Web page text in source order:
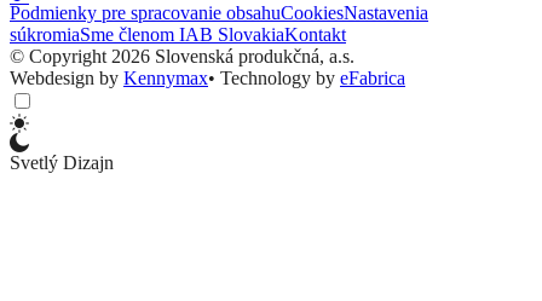
Podmienky pre spracovanie obsahuCookiesNastavenia
súkromiaSme členom IAB SlovakiaKontakt
© Copyright 2026 Slovenská produkčná, a.s.
Webdesign by Kennymax• Technology by eFabrica
Svetlý Dizajn